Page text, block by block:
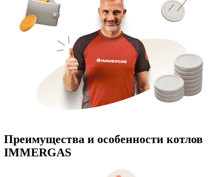
Преимущества и особенности котлов
IMMERGAS